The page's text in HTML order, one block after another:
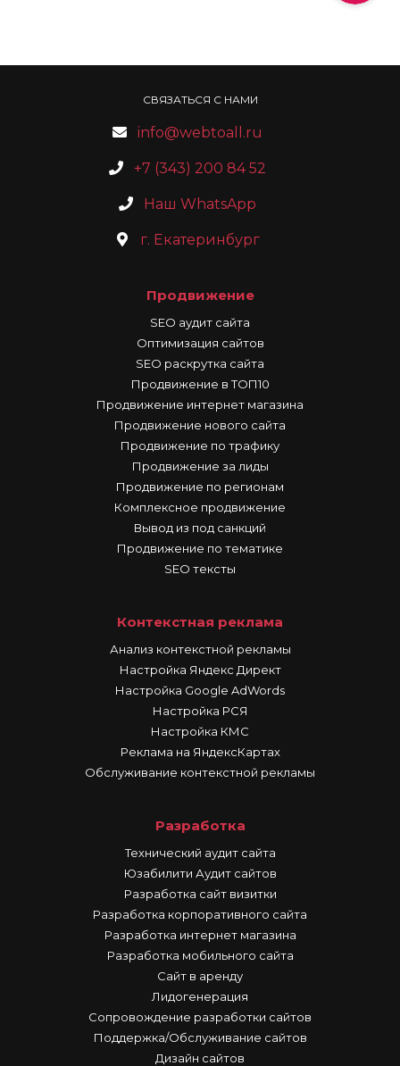
СВЯЗАТЬСЯ С НАМИ
info@webtoall.ru
+7 (343) 200 84 52
Наш WhatsApp
г. Екатеринбург
Продвижение
SEO аудит сайта
Оптимизация сайтов
SEO раскрутка сайта
Продвижение в ТОП10
Продвижение интернет магазина
Продвижение нового сайта
Продвижение по трафику
Продвижение за лиды
Продвижение по регионам
Комплексное продвижение
Вывод из под санкций
Продвижение по тематике
SEO тексты
Контекстная реклама
Анализ контекстной рекламы
Настройка Яндекс Директ
Настройка Google AdWords
Настройка РСЯ
Настройка КМС
Реклама на ЯндексКартах
Обслуживание контекстной рекламы
Разработка
Технический аудит сайта
Юзабилити Аудит сайтов
Разработка сайт визитки
Разработка корпоративного сайта
Разработка интернет магазина
Разработка мобильного сайта
Сайт в аренду
Лидогенерация
Сопровождение разработки сайтов
Поддержка/Обслуживание сайтов
Дизайн сайтов